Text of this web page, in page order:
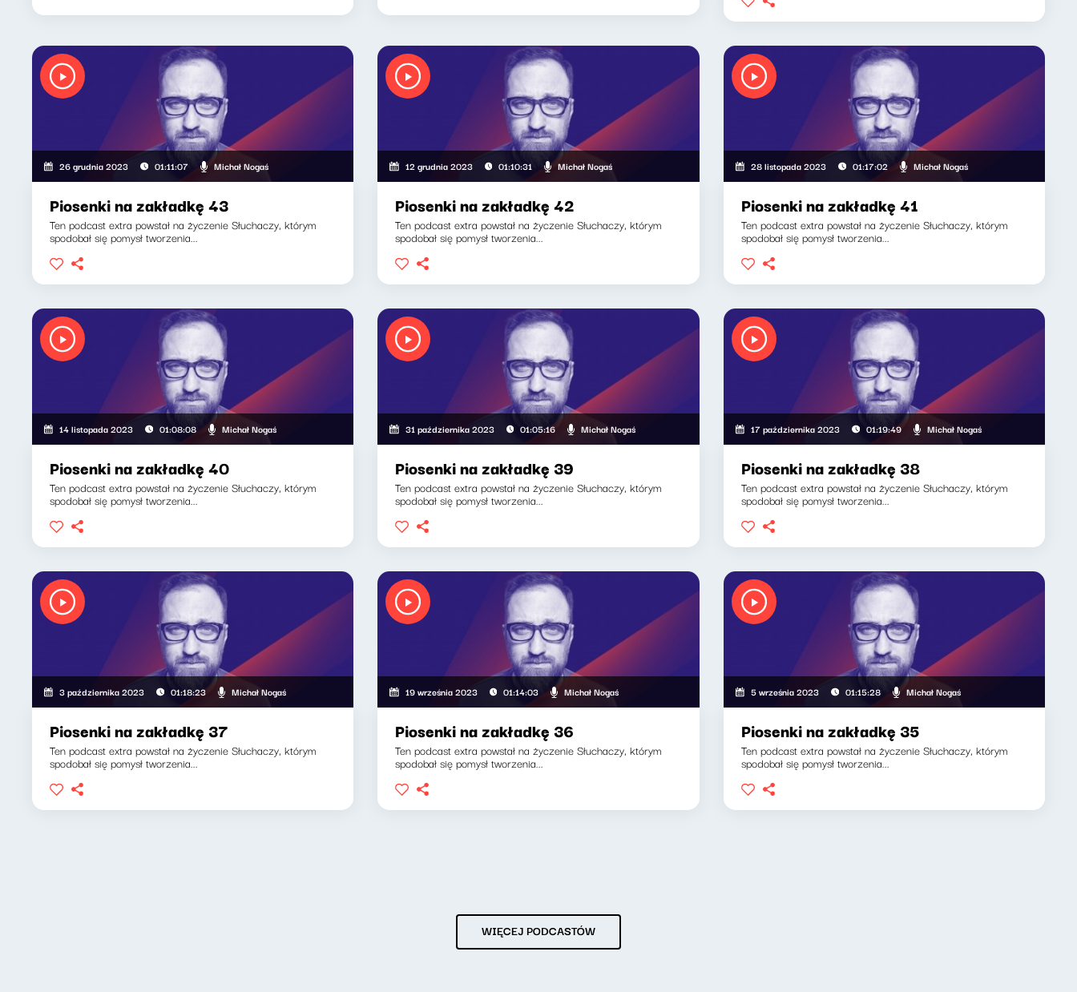
26 grudnia 2023 01:11:07 Michał Nogaś
Piosenki na zakładkę 43
Ten podcast extra powstał na życzenie Słuchaczy, którym
spodobał się pomysł tworzenia...
12 grudnia 2023 01:10:31 Michał Nogaś
Piosenki na zakładkę 42
Ten podcast extra powstał na życzenie Słuchaczy, którym
spodobał się pomysł tworzenia...
28 listopada 2023 01:17:02 Michał Nogaś
Piosenki na zakładkę 41
Ten podcast extra powstał na życzenie Słuchaczy, którym
spodobał się pomysł tworzenia...
14 listopada 2023 01:08:08 Michał Nogaś
Piosenki na zakładkę 40
Ten podcast extra powstał na życzenie Słuchaczy, którym
spodobał się pomysł tworzenia...
31 października 2023 01:05:16 Michał Nogaś
Piosenki na zakładkę 39
Ten podcast extra powstał na życzenie Słuchaczy, którym
spodobał się pomysł tworzenia...
17 października 2023 01:19:49 Michał Nogaś
Piosenki na zakładkę 38
Ten podcast extra powstał na życzenie Słuchaczy, którym
spodobał się pomysł tworzenia...
3 października 2023 01:18:23 Michał Nogaś
Piosenki na zakładkę 37
Ten podcast extra powstał na życzenie Słuchaczy, którym
spodobał się pomysł tworzenia...
19 września 2023 01:14:03 Michał Nogaś
Piosenki na zakładkę 36
Ten podcast extra powstał na życzenie Słuchaczy, którym
spodobał się pomysł tworzenia...
5 września 2023 01:15:28 Michał Nogaś
Piosenki na zakładkę 35
Ten podcast extra powstał na życzenie Słuchaczy, którym
spodobał się pomysł tworzenia...
WIĘCEJ PODCASTÓW